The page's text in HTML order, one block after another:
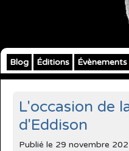
Blog Éditions Évènements
L'occasion de
d'Eddison
Publié le 29 novembre